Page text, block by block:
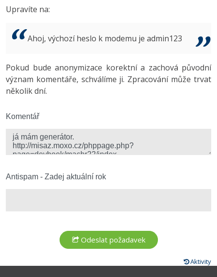
Best practices
Copywriter
WordPress specialista
Algoritmy -41%
Umělá inteligence (AI) -10%
Fórum
Windows
Kybernetická bezpečnost
Fórum
Upravíte na:
Ahoj, výchozí heslo k modemu je admin123
Pokud bude anonymizace korektní a zachová původní
význam komentáře, schválíme ji. Zpracování může trvat
několik dní.
Komentář
Antispam - Zadej aktuální rok
Aktivity